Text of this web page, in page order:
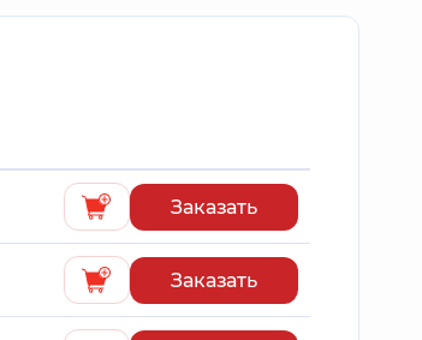
Заказать
Заказать